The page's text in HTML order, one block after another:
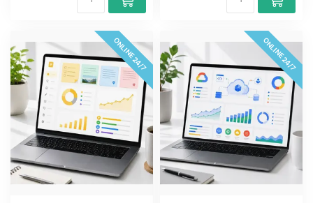
ONLINE 24/7 ONLINE 24/7